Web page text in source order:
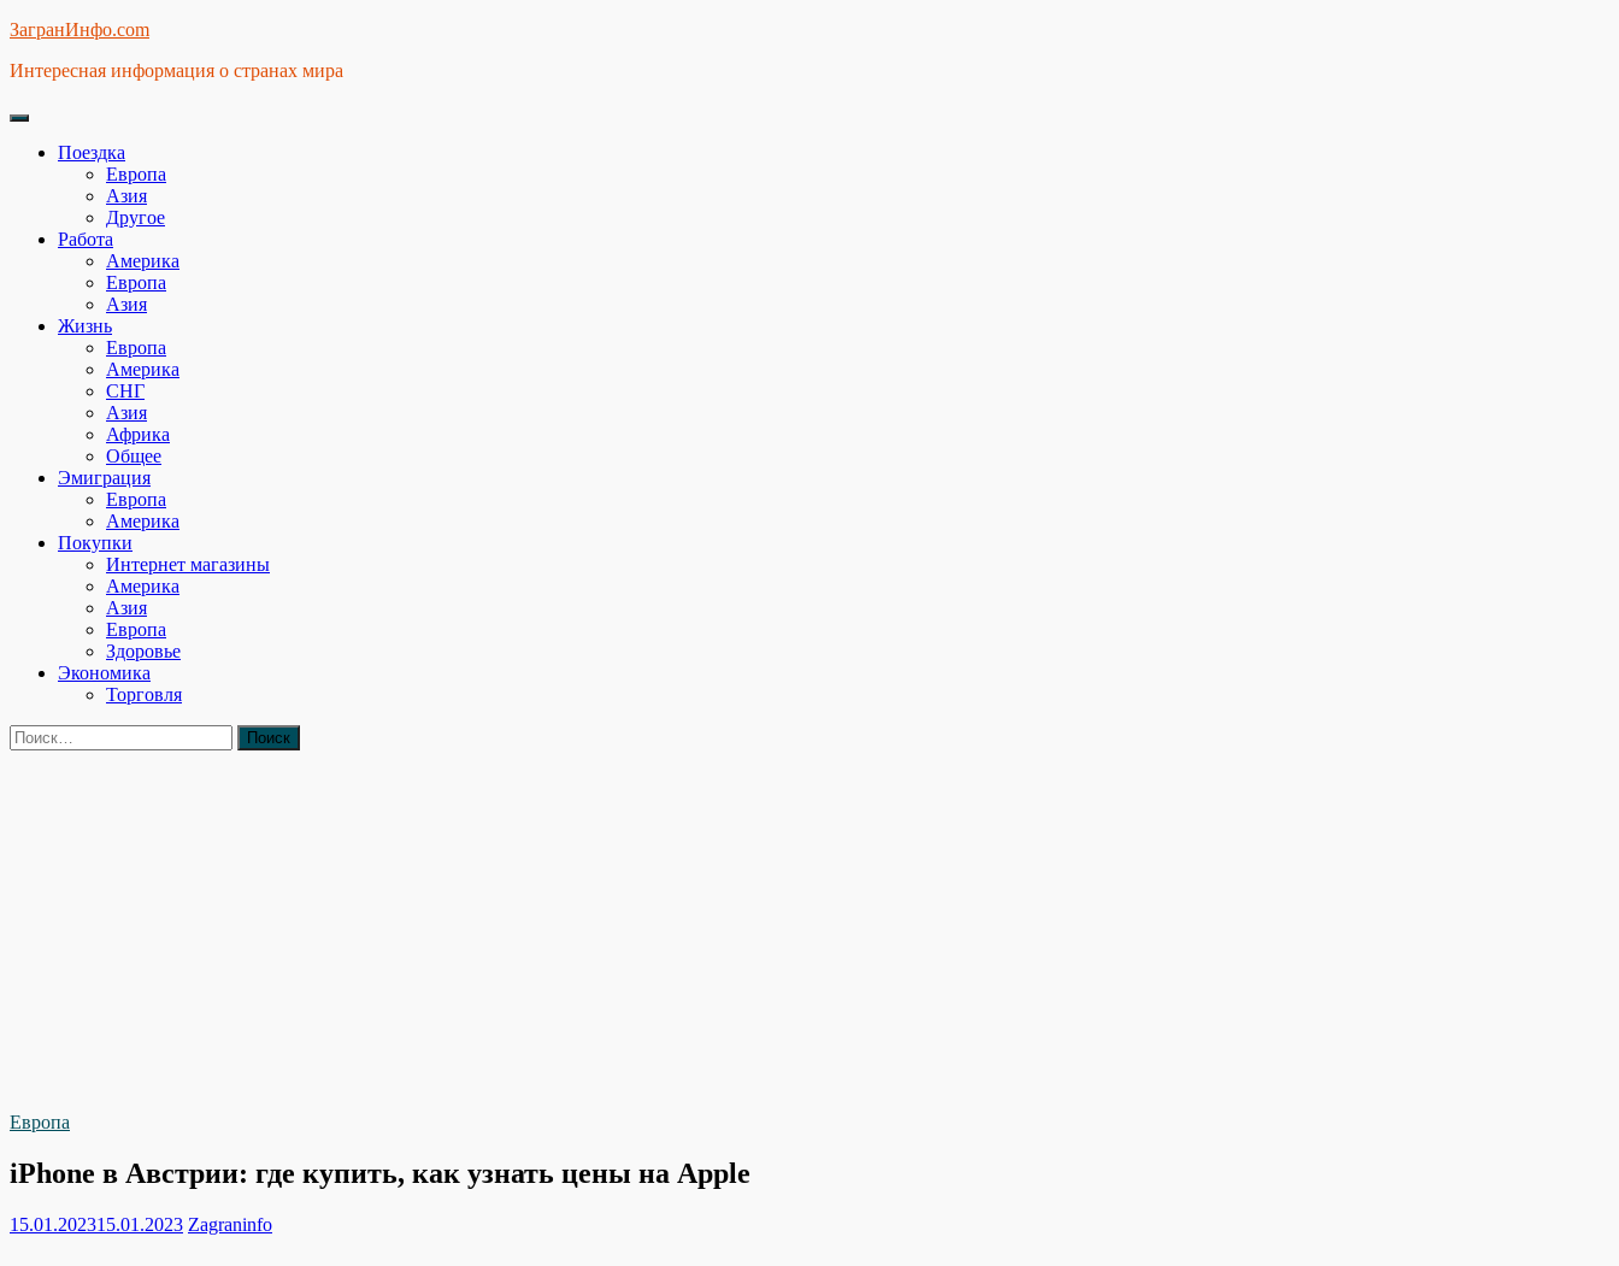
Skip
content
ЗагранИнфо.com
Интересная информация о странах мира
Поездка
Европа
Азия
Другое
Работа
Америка
Европа
Азия
Жизнь
Европа
Америка
СНГ
Азия
Африка
Общее
Эмиграция
Европа
Америка
Покупки
Интернет магазины
Америка
Азия
Европа
Здоровье
Экономика
Торговля
Найти:
Европа
iPhone в Австрии: где купить, как узнать цены на Apple
15.01.202315.01.2023 Zagraninfo